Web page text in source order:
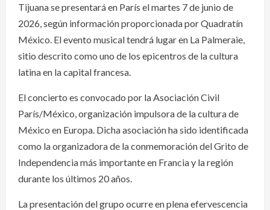
Tijuana se presentará en París el martes 7 de junio de
2026, según información proporcionada por Quadratín
México. El evento musical tendrá lugar en La Palmeraie,
sitio descrito como uno de los epicentros de la cultura
latina en la capital francesa.
El concierto es convocado por la Asociación Civil
París/México, organización impulsora de la cultura de
México en Europa. Dicha asociación ha sido identificada
como la organizadora de la conmemoración del Grito de
Independencia más importante en Francia y la región
durante los últimos 20 años.
La presentación del grupo ocurre en plena efervescencia